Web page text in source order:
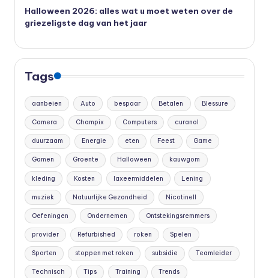
Halloween 2026: alles wat u moet weten over de
griezeligste dag van het jaar
Tags
aanbeien Auto bespaar Betalen Blessure
Camera Champix Computers curanol
duurzaam Energie eten Feest Game
Gamen Groente Halloween kauwgom
kleding Kosten laxeermiddelen Lening
muziek Natuurlijke Gezondheid Nicotinell
Oefeningen Ondernemen Ontstekingsremmers
provider Refurbished roken Spelen
Sporten stoppen met roken subsidie Teamleider
Technisch Tips Training Trends